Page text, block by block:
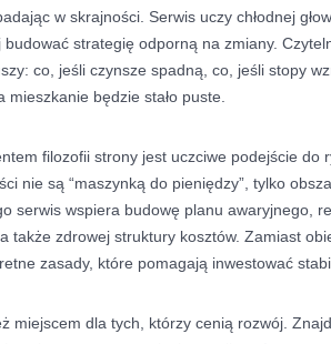
w skrajności. Serwis uczy chłodnej
budować strategię odporną na zmiany.
co, jeśli czynsze spadną, co, jeśli stopy
mieszkanie będzie stało puste.
filozofii strony jest uczciwe podejście do
nie są “maszynką do pieniędzy”, tylko
serwis wspiera budowę planu awaryjnego,
także zdrowej struktury kosztów. Zamiast
zasady, które pomagają inwestować
miejscem dla tych, którzy cenią rozwój.